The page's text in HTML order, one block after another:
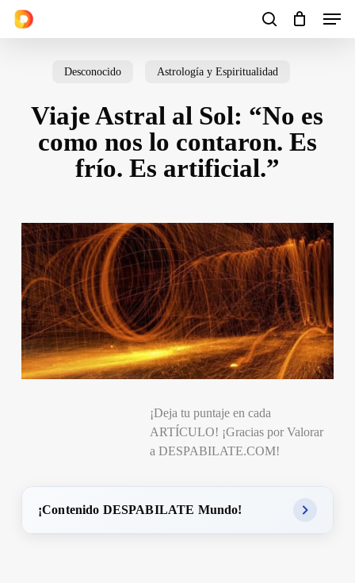
Skip
search
Menu
Cart Close
Desconocido Astrología y Espiritualidad
Viaje Astral al Sol: “No es
como nos lo contaron. Es
frío. Es artificial.”
¡Deja tu puntaje en cada
ARTÍCULO! ¡Gracias por Valorar
a DESPABILATE.COM!
¡Contenido DESPABILATE Mundo!